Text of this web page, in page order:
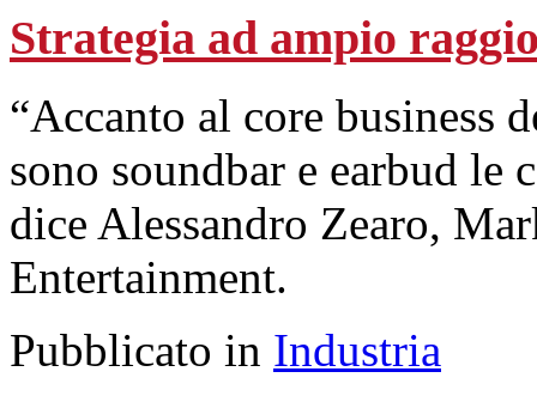
Strategia ad ampio
“Accanto al core business
sono soundbar e earbud le
dice Alessandro Zearo,
Entertainment.
Pubblicato in Industria